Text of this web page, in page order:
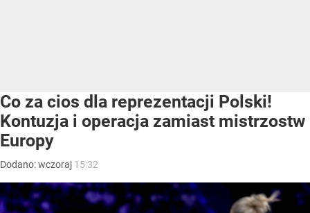
Co za cios dla reprezentacji Polski!
Kontuzja i operacja zamiast mistrzostw
Europy
Dodano:wczoraj 15:32